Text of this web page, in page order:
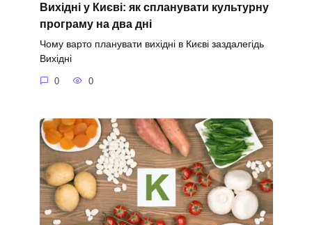
Вихідні у Києві: як спланувати культурну
програму на два дні
Чому варто планувати вихідні в Києві заздалегідь
Вихідні
0 0